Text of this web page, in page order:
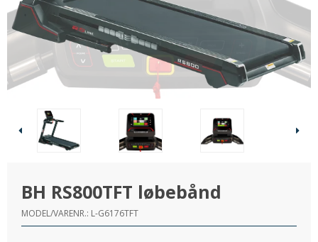
BH RS800TFT løbebånd
MODEL/VARENR.: L-G6176TFT